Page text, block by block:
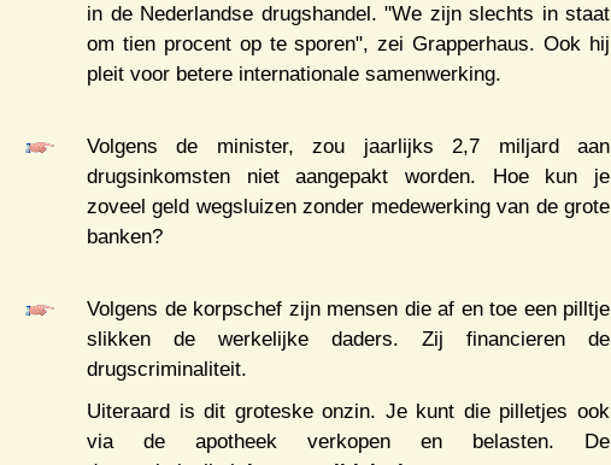
in de Nederlandse drugshandel. "We zijn slechts in staat
om tien procent op te sporen", zei Grapperhaus. Ook hij
pleit voor betere internationale samenwerking.
Volgens de minister, zou jaarlijks 2,7 miljard aan
drugsinkomsten niet aangepakt worden. Hoe kun je
zoveel geld wegsluizen zonder medewerking van de grote
banken?
Volgens de korpschef zijn mensen die af en toe een pilltje
slikken de werkelijke daders. Zij financieren de
drugscriminaliteit.
Uiteraard is dit groteske onzin. Je kunt die pilletjes ook
via de apotheek verkopen en belasten. De